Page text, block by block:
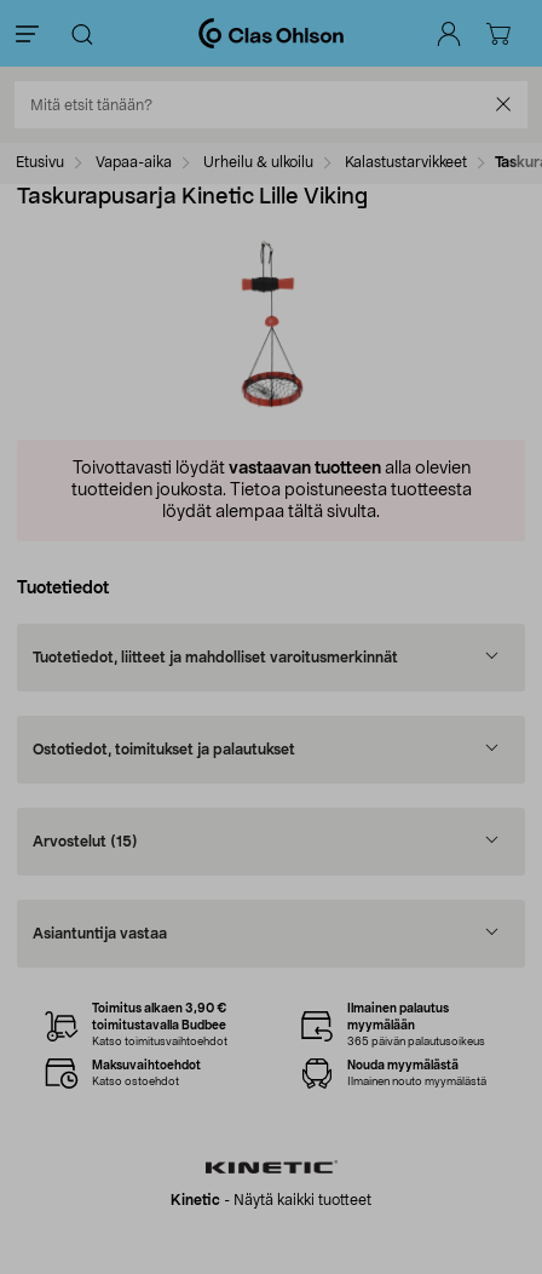
Etusivu Vapaa-aika Urheilu & ulkoilu Kalastustarvikkeet
Taskurapusarja Kinetic Lille Viking
Toivottavasti löydät vastaavan tuotteenalla olevien
tuotteiden joukosta. Tietoa poistuneesta tuotteesta
löydät alempaa tältä sivulta.
Tuotetiedot
Tuotetiedot, liitteet ja mahdolliset varoitusmerkinnät
Ostotiedot, toimitukset ja palautukset
Arvostelut (15)
Asiantuntija vastaa
Kinetic - Näytä kaikki tuotteet
Toimitus alkaen 3,90 €
toimitustavalla Budbee
Katso toimitusvaihtoehdot
Ilmainen palautus
myymälään
365 päivän palautusoikeus
Maksuvaihtoehdot
Katso ostoehdot
Nouda myymälästä
Ilmainen nouto myymälästä